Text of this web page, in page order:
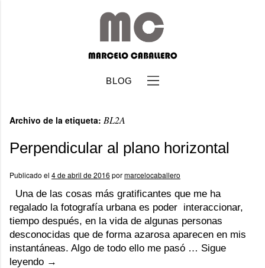
BLOG
Archivo de la etiqueta: BL2A
Perpendicular al plano horizontal
Publicado el 4 de abril de 2016 pormarcelocaballero
Una de las cosas más gratificantes que me ha
regalado la fotografía urbana es poder interaccionar,
tiempo después, en la vida de algunas personas
desconocidas que de forma azarosa aparecen en mis
instantáneas. Algo de todo ello me pasó … Sigue
leyendo →